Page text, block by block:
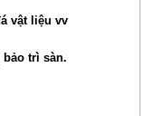
vật liệu vv
trì sàn.